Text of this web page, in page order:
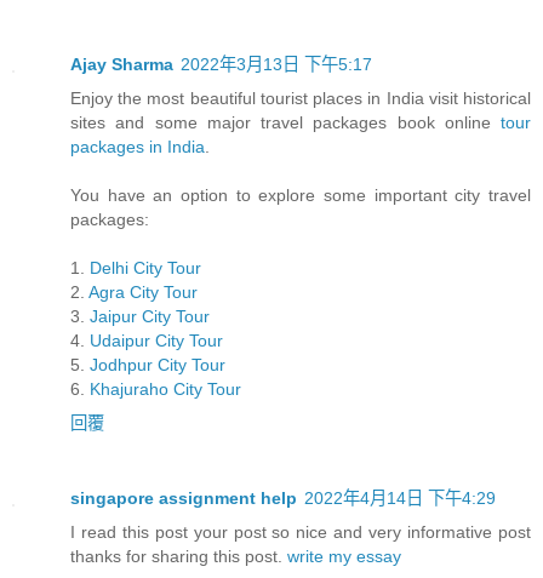
Ajay Sharma 2022年3月13日 下午5:17
Enjoy the most beautiful tourist places in India visit historical
sites and some major travel packages book online tour
packages in India
You have an option to explore some important city travel
packages:
1. Delhi City Tour
2. Agra City Tour
3. Jaipur City Tour
4. Udaipur City Tour
5. Jodhpur City Tour
6. Khajuraho City Tour
回覆
singapore assignment help 2022年4月14日 下午4:29
I read this post your post so nice and very informative post
thanks for sharing this post. write my essay